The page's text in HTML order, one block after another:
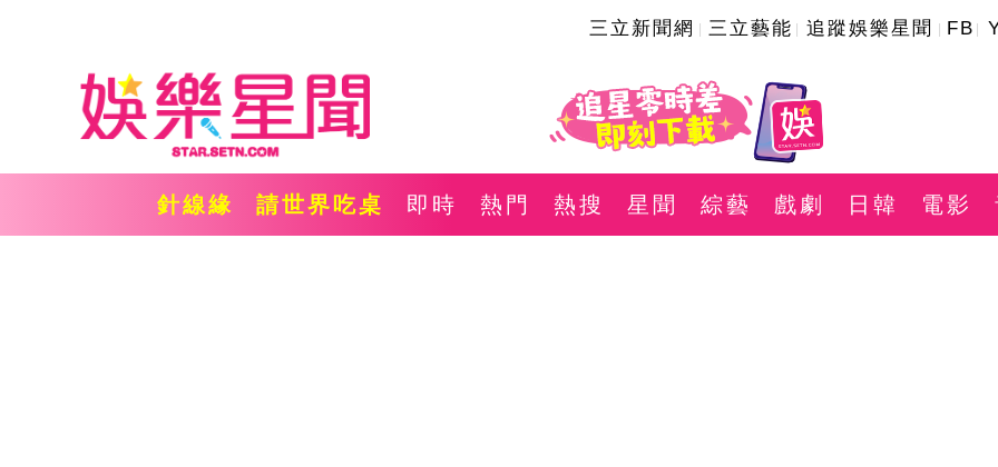
三立新聞網 三立藝能 追蹤娛樂星聞 FB
針線緣 請世界吃桌 即時 熱門 熱搜 星聞 綜藝 戲劇 日韓 電影